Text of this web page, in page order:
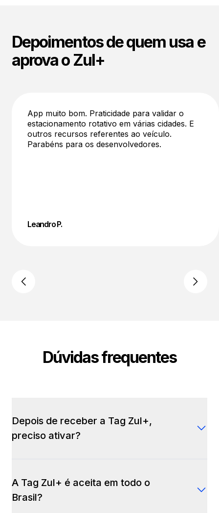
Depoimentos de quem usa e
aprova o Zul+
App muito bom. Praticidade para validar o
estacionamento rotativo em várias cidades. E
outros recursos referentes ao veículo.
Parabéns para os desenvolvedores.
Leandro P.
Dúvidas frequentes
Depois de receber a Tag Zul+,
preciso ativar?
Code que vem no adesivo que você recebeu.
A Tag Zul+ é aceita em todo o
Brasil?